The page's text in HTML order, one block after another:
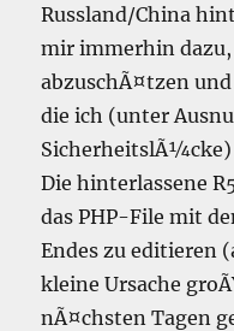
Russland/China
mir immerhin dazu,
abzuschÃ¤tzen
die ich (unter
SicherheitslÃ¼cke)
Die hinterlassene
das PHP-File mit
Endes zu editieren
kleine Ursache
nÃ¤chsten Tagen